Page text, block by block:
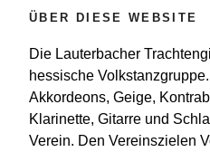
ÜBER DIESE WEBSITE
Die Lauterbacher
hessische
Akkordeons, Geige,
Klarinette, Gitarre und
Verein. Den Vereinszielen